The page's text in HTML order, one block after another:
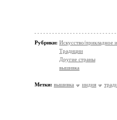
Рубрики: Искусство/прикладное
Традиции
Другие страны
вышивка
Метки: вышивка индия